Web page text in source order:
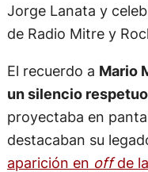
Jorge Lanata y
de Radio Mitre y
El recuerdo a Mario
un silencio
proyectaba en
destacaban su
aparición en offde